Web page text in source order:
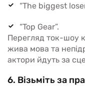
“The biggest
“Top Gear”.
Перегляд ток-шоу
жива мова та
актори йдуть за
6. Візьміть за